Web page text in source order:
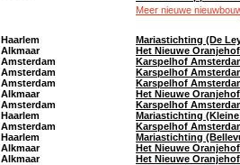
Meer nieuwe
Haarlem Mariastichting (De
Alkmaar
Het Nieuwe
Amsterdam
Karspelhof
Amsterdam
Karspelhof
Amsterdam
Karspelhof
Alkmaar
Het Nieuwe
Amsterdam
Karspelhof
Haarlem
Mariastichting
Amsterdam
Karspelhof
Haarlem
Mariastichting
Alkmaar
Het Nieuwe
Alkmaar
Het Nieuwe